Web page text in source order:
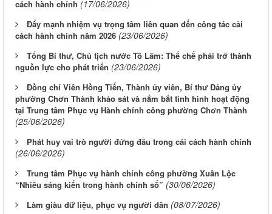
cách hành chính (17/06/2026)
Đẩy mạnh nhiệm vụ trọng tâm liên quan đến công tác cải
cách hành chính năm 2026 (23/06/2026)
Tổng Bí thư, Chủ tịch nước Tô Lâm: Thể chế phải trở thành
nguồn lực cho phát triển (23/06/2026)
Đồng chí Viên Hồng Tiến, Thành ủy viên, Bí thư Đảng ủy
phường Chơn Thành khảo sát và nắm bắt tình hình hoạt động
tại Trung tâm Phục vụ Hành chính công phường Chơn Thành
(25/06/2026)
Phát huy vai trò người đứng đầu trong cải cách hành chính
(26/06/2026)
Trung tâm Phục vụ hành chính công phường Xuân Lộc
“Nhiều sáng kiến trong hành chính số” (30/06/2026)
Làm giàu dữ liệu, phục vụ người dân (08/07/2026)